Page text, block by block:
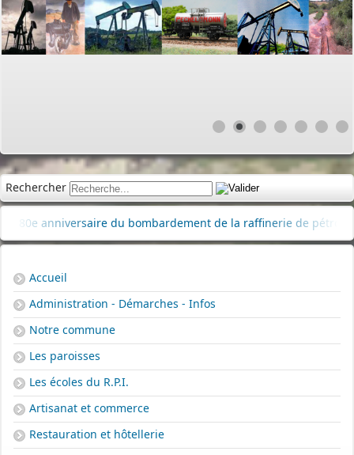
Rechercher
anniversaire du bombardement de la raffinerie de pétrole
Accueil
Administration - Démarches - Infos
Notre commune
Les paroisses
Les écoles du R.P.I.
Artisanat et commerce
Restauration et hôtellerie